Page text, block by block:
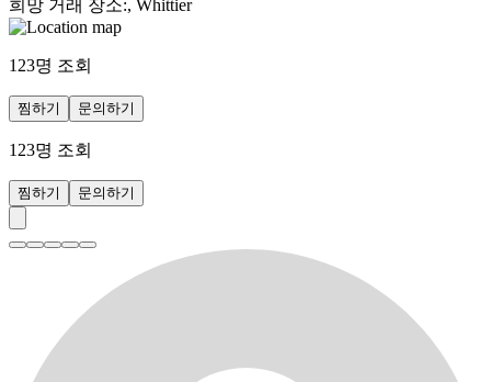
희망 거래 장소:, Whittier
123명 조회
찜하기 문의하기
123명 조회
찜하기 문의하기